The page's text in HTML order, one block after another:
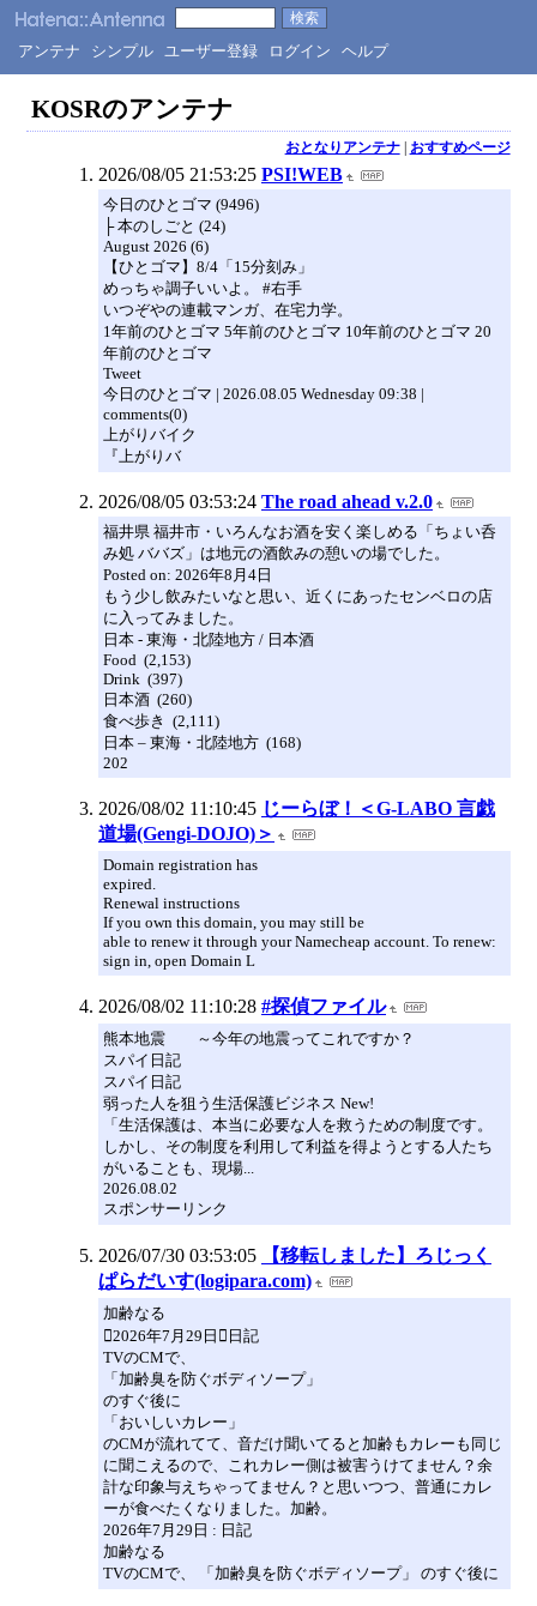
アンテナ シンプル ユーザー登録 ログイン ヘルプ
KOSRのアンテナ
おとなりアンテナ| おすすめページ
2026/08/05 21:53:25 PSI!WEB
今日のひとゴマ (9496)
├ 本のしごと (24)
August 2026 (6)
【ひとゴマ】8/4「15分刻み」
めっちゃ調子いいよ。 #右手
いつぞやの連載マンガ、在宅力学。
1年前のひとゴマ 5年前のひとゴマ 10年前のひとゴマ 20
年前のひとゴマ
Tweet
今日のひとゴマ | 2026.08.05 Wednesday 09:38 |
comments(0)
上がりバイク
『上がりバ
2026/08/05 03:53:24 The road ahead v.2.0
福井県 福井市・いろんなお酒を安く楽しめる「ちょい呑
み処 ババズ」は地元の酒飲みの憩いの場でした。
Posted on: 2026年8月4日
もう少し飲みたいなと思い、近くにあったセンベロの店
に入ってみました。
日本 - 東海・北陸地方 / 日本酒
Food (2,153)
Drink (397)
日本酒 (260)
食べ歩き (2,111)
日本 – 東海・北陸地方 (168)
202
2026/08/02 11:10:45 じーらぼ！＜G-LABO 言戯
道場(Gengi-DOJO)＞
Domain registration has
expired.
Renewal instructions
If you own this domain, you may still be
able to renew it through your Namecheap account. To renew:
sign in, open Domain L
2026/08/02 11:10:28 #探偵ファイル
熊本地震 ～今年の地震ってこれですか？
スパイ日記
スパイ日記
弱った人を狙う生活保護ビジネス New!
「生活保護は、本当に必要な人を救うための制度です。
しかし、その制度を利用して利益を得ようとする人たち
がいることも、現場...
2026.08.02
スポンサーリンク
2026/07/30 03:53:05
【移転しました】ろじっく
ぱらだいす(logipara.com)
加齢なる
2026年7月29日日記
TVのCMで、
「加齢臭を防ぐボディソープ」
のすぐ後に
「おいしいカレー」
のCMが流れてて、音だけ聞いてると加齢もカレーも同じ
に聞こえるので、これカレー側は被害うけてません？余
計な印象与えちゃってません？と思いつつ、普通にカレ
ーが食べたくなりました。加齢。
2026年7月29日 : 日記
加齢なる
TVのCMで、 「加齢臭を防ぐボディソープ」 のすぐ後に